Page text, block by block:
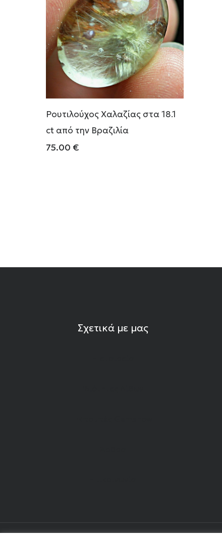
Ρουτιλούχος Χαλαζίας στα 18.1
ct από την Βραζιλία
75.00 €
Σχετικά με μας